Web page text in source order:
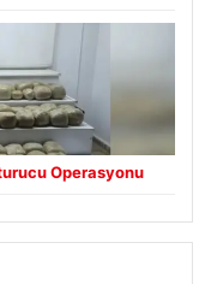
Operasyonu